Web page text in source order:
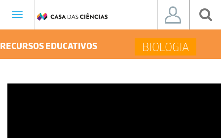
Toggle
RECURSOS EDUCATIVOS BIOLOGIA